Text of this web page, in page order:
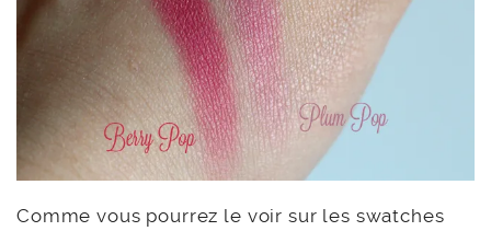
Comme vous pourrez le voir sur les swatches